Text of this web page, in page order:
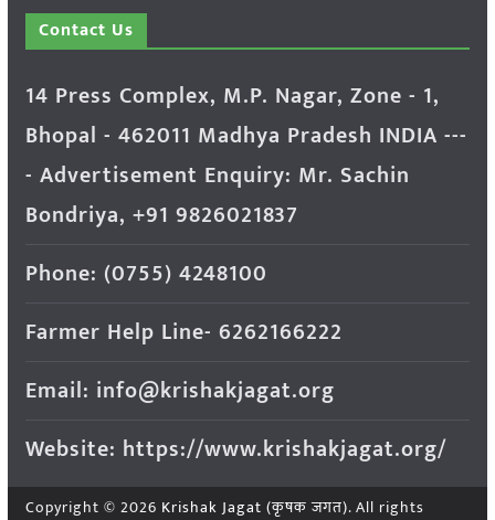
Contact Us
14 Press Complex, M.P. Nagar, Zone - 1,
Bhopal - 462011 Madhya Pradesh INDIA ---
- Advertisement Enquiry: Mr. Sachin
Bondriya, +91 9826021837
Phone: (0755) 4248100
Farmer Help Line- 6262166222
Email: info@krishakjagat.org
Website: https://www.krishakjagat.org/
Copyright © 2026 Krishak Jagat (कृषक जगत). All rights